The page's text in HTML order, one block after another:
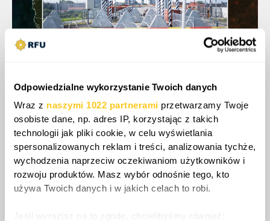
Odpowiedzialne wykorzystanie Twoich danych
Wraz z naszymi 1022 partnerami przetwarzamy Twoje
osobiste dane, np. adres IP, korzystając z takich
technologii jak pliki cookie, w celu wyświetlania
spersonalizowanych reklam i treści, analizowania tychże,
wychodzenia naprzeciw oczekiwaniom użytkowników i
rozwoju produktów. Masz wybór odnośnie tego, kto
używa Twoich danych i w jakich celach to robi.
Jeśli wyrazisz na to zgodę, chcielibyśmy również:
Gdyby NATO faktycznie stanęło do walki z
Kaliningradem, pierwszym ruchem byłoby
prawdopodobnie skoordynowane uderzenie w
cyberprzestrzeni i wojnie elektronicznej,
mające na celu oślepienie rosyjskiej łączności
i zasięgu radarowego. Następnie nastąpiłyby
wysokiego pułapu, potwierdzające pozycje.